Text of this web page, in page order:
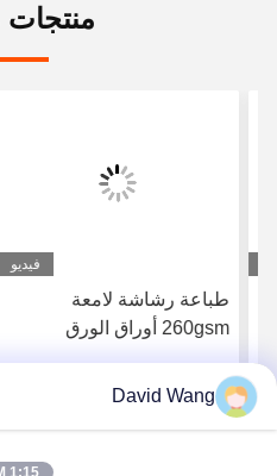
منتجات
فيديو
طباعة رشاشة لامعة
260gsm أوراق الورق
لشركة كانون إيبسون
David Wang
1:15 AM